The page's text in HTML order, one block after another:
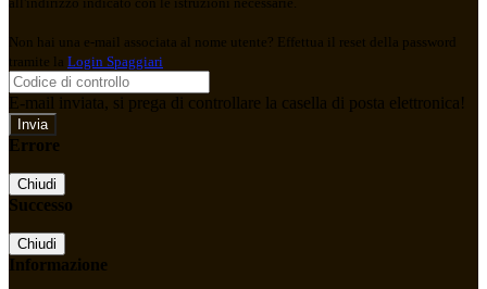
Non hai una e-mail associata al nome utente? Effettua il reset della password
tramite la Login Spaggiari
E-mail inviata, si prega di controllare la casella di posta elettronica!
Errore
Chiudi
Successo
Chiudi
Informazione